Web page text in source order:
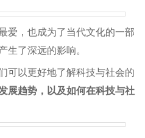
爱，也成为了当代文化的一部
生了深远的影响。
可以更好地了解科技与社会的
展趋势，以及如何在科技与社